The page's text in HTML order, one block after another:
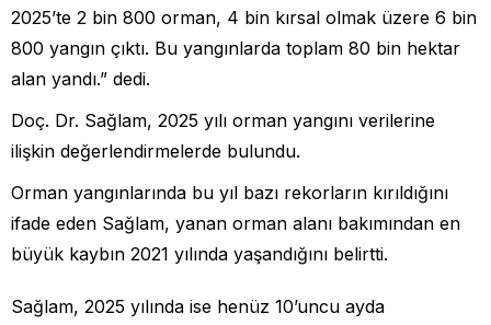
2025’te 2 bin 800 orman, 4 bin kırsal olmak üzere 6 bin
800 yangın çıktı. Bu yangınlarda toplam 80 bin hektar
alan yandı.” dedi.
Doç. Dr. Sağlam, 2025 yılı orman yangını verilerine
ilişkin değerlendirmelerde bulundu.
Orman yangınlarında bu yıl bazı rekorların kırıldığını
ifade eden Sağlam, yanan orman alanı bakımından en
büyük kaybın 2021 yılında yaşandığını belirtti.
Sağlam, 2025 yılında ise henüz 10’uncu ayda